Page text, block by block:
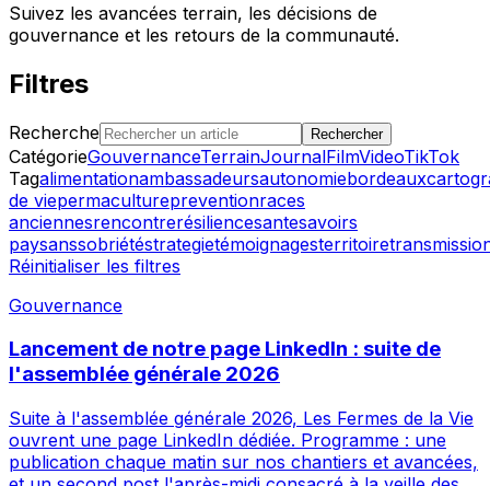
Suivez les avancées terrain, les décisions de
gouvernance et les retours de la communauté.
Filtres
Recherche Rechercher
CatégorieGouvernanceTerrainJournalFilmVideoTikTok
Tagalimentationambassadeursautonomiebordeaux
de viepermaculturepreventionraces
anciennesrencontrerésiliencesantesavoirs
paysanssobriétéstrategietémoignagesterritoire
Réinitialiser les filtres
Gouvernance
Lancement de notre page LinkedIn : suite de
l'assemblée générale 2026
Suite à l'assemblée générale 2026, Les Fermes de la Vie
ouvrent une page LinkedIn dédiée. Programme : une
publication chaque matin sur nos chantiers et avancées,